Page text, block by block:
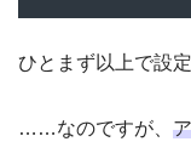
ひとまず以上で設定
……なのですが、